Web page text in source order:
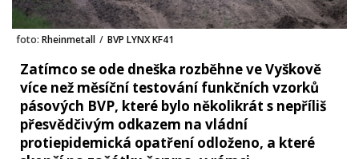
foto: Rheinmetall / BVP LYNX KF41
Zatímco se ode dneška rozběhne ve Vyškově
více než měsíční testování funkčních vzorků
pásových BVP, které bylo několikrát s nepříliš
přesvědčivým odkazem na vládní
protiepidemická opatření odloženo, a které